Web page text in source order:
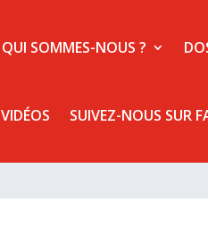
QUI SOMMES-NOUS ?
VIDÉOS SUIVEZ-NOUS SUR